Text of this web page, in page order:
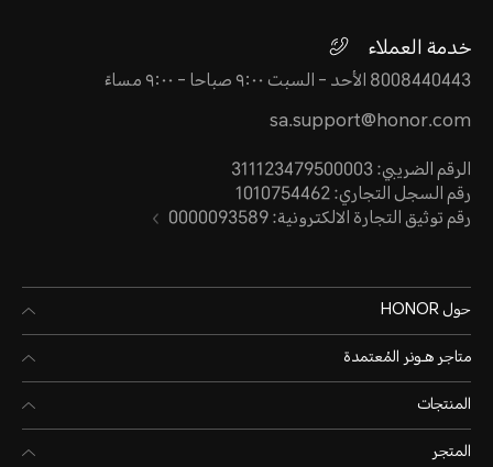
خدمة العملاء
8008440443 الأحد - السبت ٩:٠٠ صباحا - ٩:٠٠ مساءً
sa.support@honor.com
الرقم الضريبي: 311123479500003
رقم السجل التجاري: 1010754462
رقم توثيق التجارة الالكترونية: 0000093589
حول HONOR
متاجر هـونر المُعتمدة
المنتجات
المتجر